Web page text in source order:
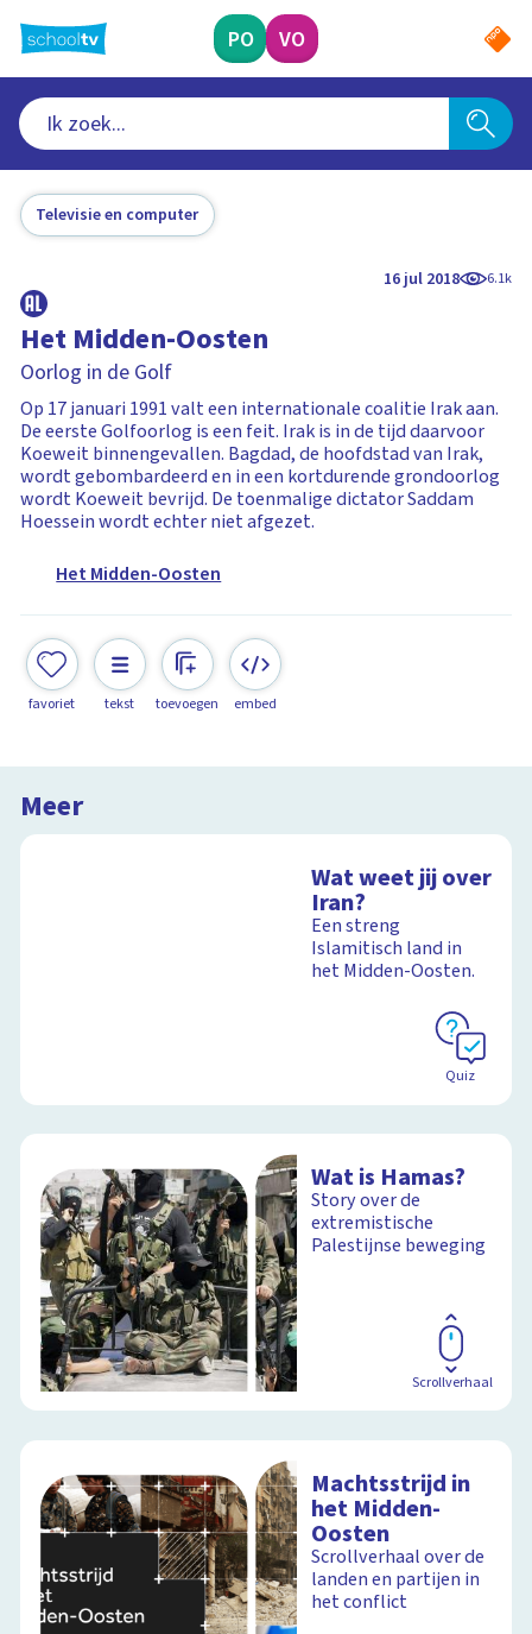
naar
hoofdinhoud
PO VO
Televisie en computer
16 jul 2018 6.1k
Het Midden-Oosten
Oorlog in de Golf
Op 17 januari 1991 valt een internationale coalitie Irak aan.
De eerste Golfoorlog is een feit. Irak is in de tijd daarvoor
Koeweit binnengevallen. Bagdad, de hoofdstad van Irak,
wordt gebombardeerd en in een kortdurende grondoorlog
wordt Koeweit bevrijd. De toenmalige dictator Saddam
Hoessein wordt echter niet afgezet.
Het Midden-Oosten
favoriet tekst toevoegen embed
Meer
Wat weet jij over
Iran?
Een streng
Islamitisch land in
het Midden-Oosten.
Quiz
Wat is Hamas?
Story over de
extremistische
Palestijnse beweging
Scrollverhaal
Machtsstrijd in
het Midden-
Oosten
Scrollverhaal over de
landen en partijen in
het conflict